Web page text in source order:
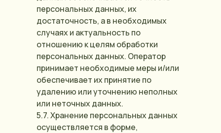
персональных данных, их
достаточность, а в необходимых
случаях и актуальность по
отношению к целям обработки
персональных данных. Оператор
принимает необходимые меры и/или
обеспечивает их принятие по
удалению или уточнению неполных
или неточных данных.
5.7. Хранение персональных данных
осуществляется в форме,